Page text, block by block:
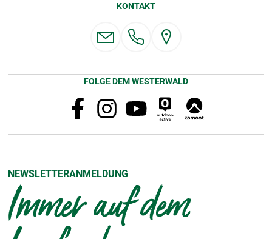
KONTAKT
FOLGE DEM WESTERWALD
NEWSLETTERANMELDUNG
Immer auf dem